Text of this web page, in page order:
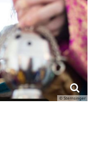
© Sternsinger